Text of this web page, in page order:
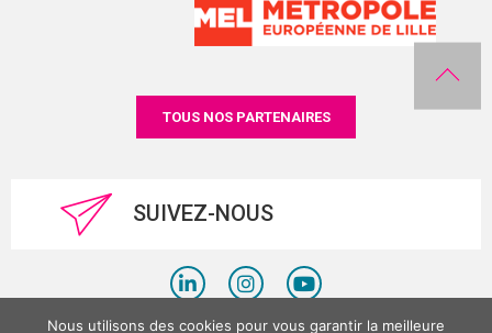
TOUS NOS PARTENAIRES
SUIVEZ-NOUS
Nous utilisons des cookies pour vous garantir la meilleure